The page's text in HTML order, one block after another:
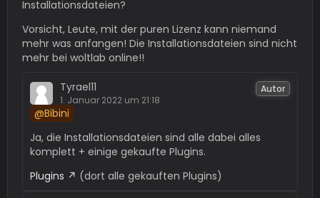
Installationsdateien?
Vorsicht, Leute, mit der puren Lizenz kann niemand
mehr was anfangen! Die Installationsdateien sind nicht
mehr bei woltlab online!!
Tyrael11
1. Januar 2022 um 21:18
Autor
Bibini
Ja, die Installationsdateien sind alle dabei alles
komplett + einige gekaufte Plugins.
Plugins
(dort alle gekauften Plugins)